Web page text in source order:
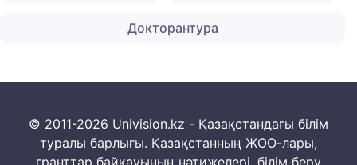
Докторантура
© 2011-2026 Univision.kz - Қазақстандағы білім
туралы барлығы. Қазақстанның ЖОО-лары,
гранттар байқауының нәтижелері, білім беру